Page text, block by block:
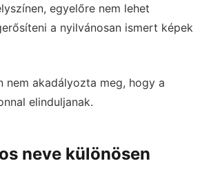
egyelőre nem lehet
a nyilvánosan ismert képek
nem akadályozta meg, hogy a
elinduljanak.
neve különösen